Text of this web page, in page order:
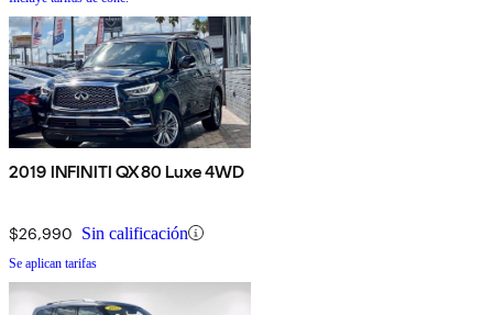
2019 INFINITI QX80 Luxe 4WD
$26,990 Sin calificación
Se aplican tarifas